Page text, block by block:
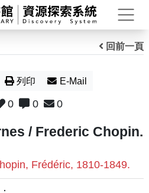
打
回前一頁
列印 E-Mail
0 0 0
/ Frederic Chopin.
Frédéric, 1810-1849.